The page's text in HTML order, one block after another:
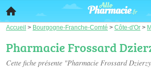
Accueil > Bourgogne-Franche-Comté > Côte-d'Or >
Pharmacie Frossard
Cette fiche présente "Pharmacie Frossard